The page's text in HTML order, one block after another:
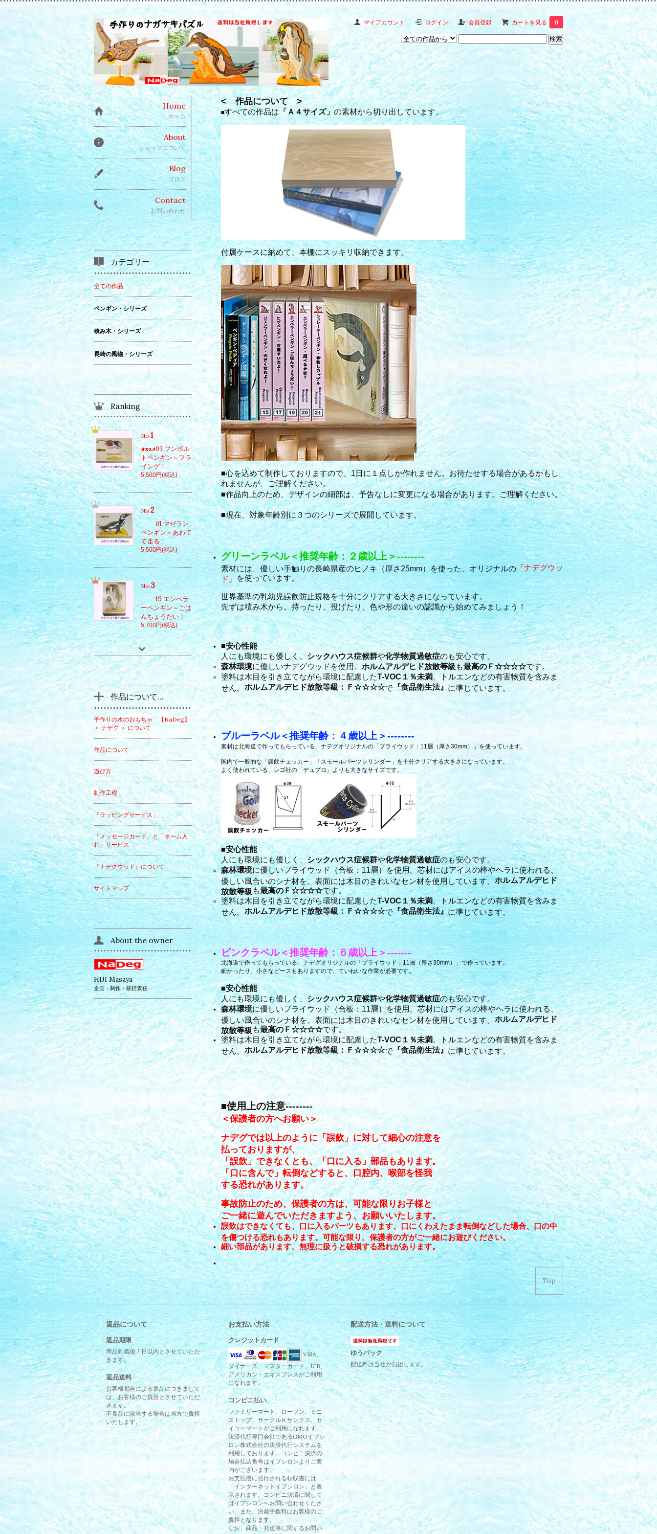
マイアカウント ログイン 会員登録 カートを見る 0
< 作品について >
■すべての作品は「Ａ４サイズ」 の素材から切り出しています。
付属ケースに納めて、本棚にスッキリ収納できます。
■心を込めて制作しておりますので、1日に１点しか作れません。お待たせする場合があるかもし
れませんが、ご理解ください。
■作品向上のため、デザインの細部は、予告なしに変更になる場合があります。ご理解ください。
■現在、対象年齢別に３つのシリーズで展開しています。
グリーンラベル＜推奨年齢：２歳以上＞--------
素材には、優しい手触りの長崎県産のヒノキ（厚さ25mm）を使った、オリジナルの 『ナデグウッ
ド』 を使っています。
世界基準の乳幼児誤飲防止規格を十分にクリアする大きさになっています。
先ずは積み木から。持ったり、投げたり、色や形の違いの認識から始めてみましょう！
■安心性能
人にも環境にも優しく、シックハウス症候群や化学物質過敏症のも安心です。
森林環境に優しいナデグウッドを使用。ホルムアルデヒド放散等級も最高のＦ☆☆☆☆です。
塗料は木目を引き立てながら環境に配慮したT-VOC１％未満。トルエンなどの有害物質を含みま
せん。ホルムアルデヒド放散等級：Ｆ☆☆☆☆で『食品衛生法』 に準じています。
ブルーラベル＜推奨年齢：４歳以上＞--------
素材は北海道で作ってもらっている、ナデグオリジナルの「プライウッド：11層（厚さ30mm）」を使っています。
国内で一般的な「誤飲チェッカー」「スモールパーツシリンダー」を十分クリアする大きさになっています。
よく使われている、レゴ社の「デュプロ」よりも大きなサイズです。
■安心性能
人にも環境にも優しく、シックハウス症候群や化学物質過敏症のも安心です。
森林環境に優しいプライウッド（合板：11層）を使用。芯材にはアイスの棒やヘラに使われる、
優しい風合いのシナ材を、表面には木目のきれいなセン材を使用しています。ホルムアルデヒド
放散等級 も最高のＦ☆☆☆☆です。
塗料は木目を引き立てながら環境に配慮したT-VOC１％未満。トルエンなどの有害物質を含みま
せん。ホルムアルデヒド放散等級：Ｆ☆☆☆☆で『食品衛生法』に準じています。
ピンクラベル＜推奨年齢：６歳以上＞-------
北海道で作ってもらっている、ナデグオリジナルの「プライウッド：11層（厚さ30mm）」で作っています。
細かったり、小さなピースもありますので、ていねいな作業が必要です。
■安心性能
人にも環境にも優しく、シックハウス症候群や化学物質過敏症のも安心です。
森林環境に優しいプライウッド（合板：11層）を使用。芯材にはアイスの棒やヘラに使われる、
優しい風合いのシナ材を、表面には木目のきれいなセン材を使用しています。 ホルムアルデヒド
放散等級も最高のＦ☆☆☆☆です。
塗料は木目を引き立てながら環境に配慮したT-VOC１％未満。トルエンなどの有害物質を含みま
せん。ホルムアルデヒド放散等級：Ｆ☆☆☆☆で『食品衛生法』 に準じています。
■使用上の注意--------
＜保護者の方へお願い＞
ナデグでは以上のように「誤飲」に対して細心の注意を
払っておりますが、
「誤飲」できなくとも、「口に入る」部品もあります。
「口に含んで」転倒などすると、口腔内、喉部を怪我
する恐れがあります。
事故防止のため、保護者の方は、可能な限りお子様と
ご一緒に遊んでいただきますよう、お願いいたします。
誤飲はできなくても、口に入るパーツもあります。口にくわえたまま転倒などした場合、口の中
を傷つける恐れもあります。可能な限り、保護者の方がご一緒にお遊びください。
細い部品があります、無理に扱うと破損する恐れがあります。
Home
ホーム
About
ショップについて
Blog
ブログ
Contact
お問い合わせ
カテゴリー
全ての作品
ペンギン・シリーズ
積み木・シリーズ
長崎の風物・シリーズ
Ranking
No.1
03 フンボル
トペンギン～フラ
イング！
5,500円(税込)
No.2
01 マゼラン
ペンギン～あわて
て走る！
5,500円(税込)
No.3
19 エンペラ
ーペンギン～ごは
んちょうだい！
5,700円(税込)
作品について…
手作りの木のおもちゃ 【NaDeg】
＜ ナデグ ＞ について
作品について
遊び方
制作工程
「ラッピングサービス」
「メッセージカード」と「ネーム入
れ」サービス
『ナデグウッド』について
サイトマップ
About the owner
HIJI Masaya
企画・制作・統括責任
Top
返品について
返品期限
商品到着後７日以内とさせていただ
きます。
返品送料
お客様都合による返品につきまして
は、お客様のご負担とさせていただ
きます。
不良品に該当する場合は当方で負担
いたします。
お支払い方法
クレジットカード
VISA、
ダイナース、マスターカード、JCB、
アメリカン・エキスプレスがご利用
になれます。
コンビニ払い
ファミリーマート、ローソン、ミニ
ストップ、サークルＫサンクス、セ
イコーマートがご利用になれます。
決済代行専門会社であるGMOイプシ
ロン株式会社の決済代行システムを
利用しております。コンビニ決済の
場合払込番号はイプシロンよりご案
内がございます。
お支払後に発行される領収書には
「インターネットイプシロン」と表
示されます。コンビニ決済に関して
はイプシロンへお問い合わせくださ
い。また、決裁手数料はお客様のご
負担となります。
なお、商品・発送等に関するお問い
配送方法・送料について
ゆうパック
配送料は当社が負担します。